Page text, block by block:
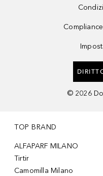
© 2026
TOP BRAND
ALFAPARF MILANO
Tirtir
Camomilla Milano